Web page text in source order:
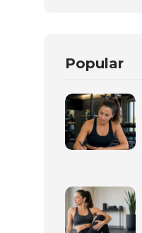
Popular